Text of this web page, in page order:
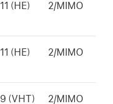
11（HE） 2/MIMO
11（HE） 2/MIMO
9（VHT） 2/MIMO